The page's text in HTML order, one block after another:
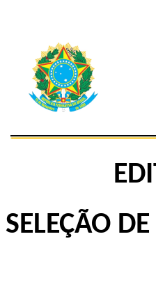
SELEÇÃO